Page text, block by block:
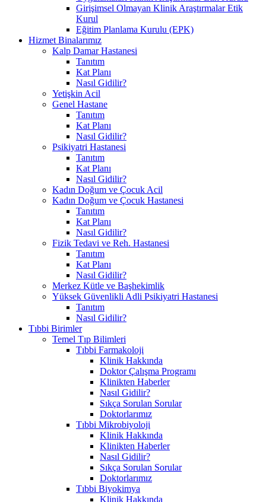
Girişimsel Olmayan Klinik Araştırmalar Etik
Kurul
Eğitim Planlama Kurulu (EPK)
Hizmet Binalarımız
Kalp Damar Hastanesi
Tanıtım
Kat Planı
Nasıl Gidilir?
Yetişkin Acil
Genel Hastane
Tanıtım
Kat Planı
Nasıl Gidilir?
Psikiyatri Hastanesi
Tanıtım
Kat Planı
Nasıl Gidilir?
Kadın Doğum ve Çocuk Acil
Kadın Doğum ve Çocuk Hastanesi
Tanıtım
Kat Planı
Nasıl Gidilir?
Fizik Tedavi ve Reh. Hastanesi
Tanıtım
Kat Planı
Nasıl Gidilir?
Merkez Kütle ve Başhekimlik
Yüksek Güvenlikli Adli Psikiyatri Hastanesi
Tanıtım
Nasıl Gidilir?
Tıbbi Birimler
Temel Tıp Bilimleri
Tıbbi Farmakoloji
Klinik Hakkında
Doktor Çalışma Programı
Klinikten Haberler
Nasıl Gidilir?
Sıkça Sorulan Sorular
Doktorlarımız
Tıbbi Mikrobiyoloji
Klinik Hakkında
Klinikten Haberler
Nasıl Gidilir?
Sıkça Sorulan Sorular
Doktorlarımız
Tıbbi Biyokimya
Klinik Hakkında